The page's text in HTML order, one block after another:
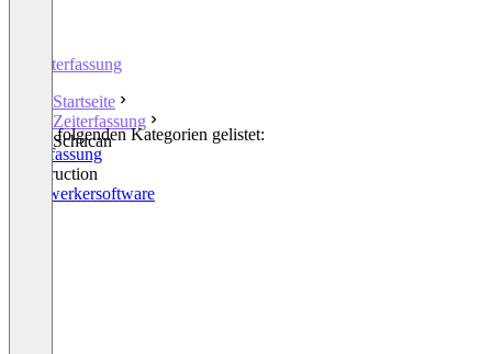
Zeiterfassung
Startseite
Zeiterfassung
Schucan
In den folgenden Kategorien gelistet:
Zeiterfassung
Construction
Handwerkersoftware